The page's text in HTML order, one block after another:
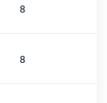
8
8